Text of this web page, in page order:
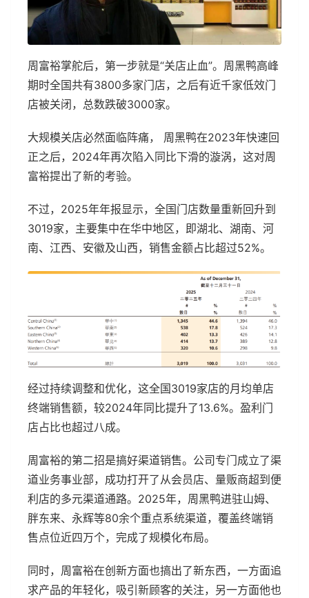
周富裕掌舵后，第一步就是“关店止血”。周黑鸭高峰
期时全国共有3800多家门店，之后有近千家低效门
店被关闭，总数跌破3000家。
大规模关店必然面临阵痛， 周黑鸭在2023年快速回
正之后，2024年再次陷入同比下滑的漩涡，这对周
富裕提出了新的考验。
不过，2025年年报显示，全国门店数量重新回升到
3019家，主要集中在华中地区，即湖北、湖南、河
南、江西、安徽及山西，销售金额占比超过52%。
经过持续调整和优化，这全国3019家店的月均单店
终端销售额，较2024年同比提升了13.6%。盈利门
店占比也超过八成。
周富裕的第二招是搞好渠道销售。公司专门成立了渠
道业务事业部，成功打开了从会员店、量贩商超到便
利店的多元渠道通路。2025年，周黑鸭进驻山姆、
胖东来、永辉等80余个重点系统渠道，覆盖终端销
售点位近四万个，完成了规模化布局。
同时，周富裕在创新方面也搞出了新东西，一方面追
求产品的年轻化，吸引新顾客的关注，另一方面他也